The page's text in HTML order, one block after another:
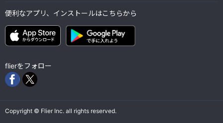
便利なアプリ、インストールはこちらから
flierをフォロー
Copyright © Flier Inc. all rights reserved.